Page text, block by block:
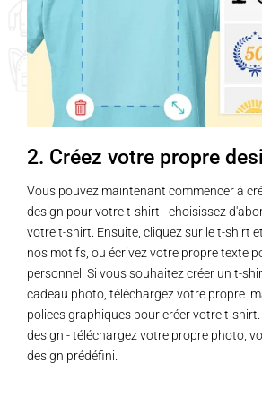
2. Créez votre propre
Vous pouvez maintenant commencer à
design pour votre t-shirt - choisissez
votre t-shirt. Ensuite, cliquez sur le t-shirt
nos motifs, ou écrivez votre propre texte
personnel. Si vous souhaitez créer un t-
cadeau photo, téléchargez votre propre
polices graphiques pour créer votre t-
design - téléchargez votre propre photo,
design prédéfini.